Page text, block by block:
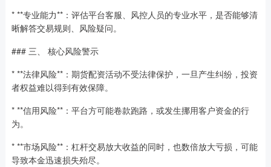
* **专业能力**：评估平台客服、风控人员的专业水平，是否能够清
晰解答交易规则、风险疑问。
### 三、 核心风险警示
* **法律风险**：期货配资活动不受法律保护，一旦产生纠纷，投资
者权益难以得到有效保障。
* **信用风险**：平台方可能卷款跑路，或发生挪用客户资金的行
为。
* **市场风险**：杠杆交易放大收益的同时，也数倍放大亏损，可能
导致本金迅速损失殆尽。